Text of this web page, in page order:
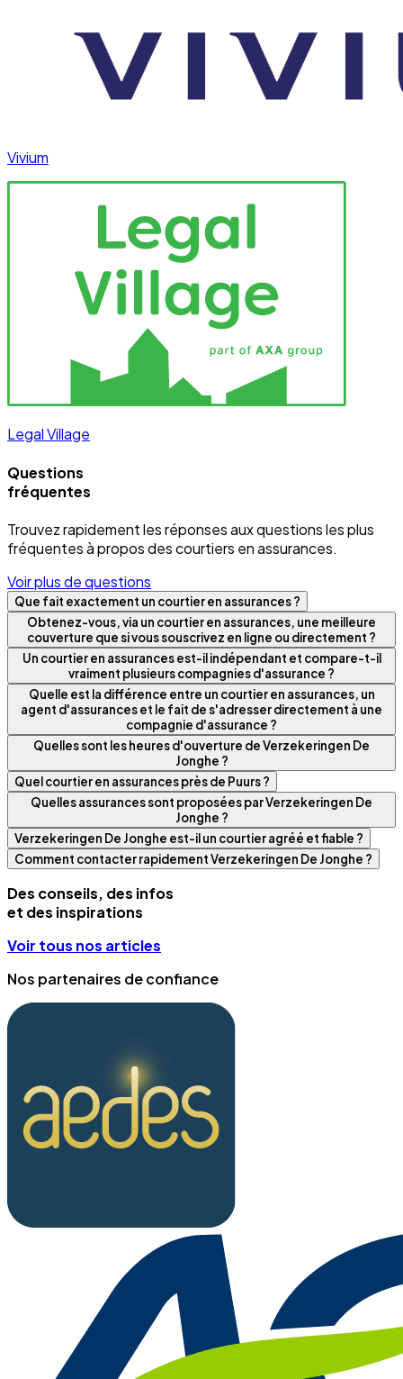
Vivium
Legal Village
Questions
fréquentes
Trouvez rapidement les réponses aux questions les plus
fréquentes à propos des courtiers en assurances.
Voir plus de questions
Que fait exactement un courtier en assurances ?
Obtenez-vous, via un courtier en assurances, une meilleure
couverture que si vous souscrivez en ligne ou directement ?
Un courtier en assurances est-il indépendant et compare-t-il
vraiment plusieurs compagnies d'assurance ?
Quelle est la différence entre un courtier en assurances, un
agent d'assurances et le fait de s'adresser directement à une
compagnie d'assurance ?
Quelles sont les heures d'ouverture de Verzekeringen De
Jonghe ?
Quel courtier en assurances près de Puurs ?
Quelles assurances sont proposées par Verzekeringen De
Jonghe ?
Verzekeringen De Jonghe est-il un courtier agréé et fiable ?
Comment contacter rapidement Verzekeringen De Jonghe ?
Des conseils, des infos
et des inspirations
Voir tous nos articles
Nos partenaires de confiance